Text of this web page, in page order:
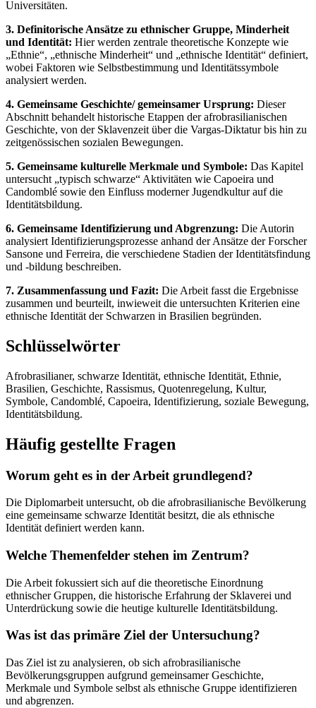
Universitäten.
3. Definitorische Ansätze zu ethnischer Gruppe, Minderheit
und Identität: Hier werden zentrale theoretische Konzepte wie
„Ethnie“, „ethnische Minderheit“ und „ethnische Identität“ definiert,
wobei Faktoren wie Selbstbestimmung und Identitätssymbole
analysiert werden.
4. Gemeinsame Geschichte/ gemeinsamer Ursprung: Dieser
Abschnitt behandelt historische Etappen der afrobrasilianischen
Geschichte, von der Sklavenzeit über die Vargas-Diktatur bis hin zu
zeitgenössischen sozialen Bewegungen.
5. Gemeinsame kulturelle Merkmale und Symbole: Das Kapitel
untersucht „typisch schwarze“ Aktivitäten wie Capoeira und
Candomblé sowie den Einfluss moderner Jugendkultur auf die
Identitätsbildung.
6. Gemeinsame Identifizierung und Abgrenzung: Die Autorin
analysiert Identifizierungsprozesse anhand der Ansätze der Forscher
Sansone und Ferreira, die verschiedene Stadien der Identitätsfindung
und -bildung beschreiben.
7. Zusammenfassung und Fazit: Die Arbeit fasst die Ergebnisse
zusammen und beurteilt, inwieweit die untersuchten Kriterien eine
ethnische Identität der Schwarzen in Brasilien begründen.
Schlüsselwörter
Afrobrasilianer, schwarze Identität, ethnische Identität, Ethnie,
Brasilien, Geschichte, Rassismus, Quotenregelung, Kultur,
Symbole, Candomblé, Capoeira, Identifizierung, soziale Bewegung,
Identitätsbildung.
Häufig gestellte Fragen
Worum geht es in der Arbeit grundlegend?
Die Diplomarbeit untersucht, ob die afrobrasilianische Bevölkerung
eine gemeinsame schwarze Identität besitzt, die als ethnische
Identität definiert werden kann.
Welche Themenfelder stehen im Zentrum?
Die Arbeit fokussiert sich auf die theoretische Einordnung
ethnischer Gruppen, die historische Erfahrung der Sklaverei und
Unterdrückung sowie die heutige kulturelle Identitätsbildung.
Was ist das primäre Ziel der Untersuchung?
Das Ziel ist zu analysieren, ob sich afrobrasilianische
Bevölkerungsgruppen aufgrund gemeinsamer Geschichte,
Merkmale und Symbole selbst als ethnische Gruppe identifizieren
und abgrenzen.